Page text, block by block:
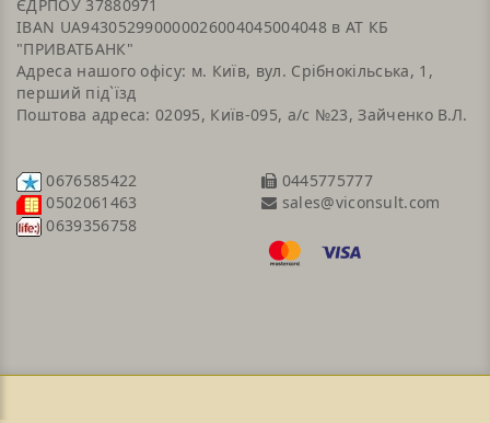
ЄДРПОУ 37880971
IBAN UA943052990000026004045004048 в АТ КБ
"ПРИВАТБАНК"
Адреса нашого офісу: м. Київ, вул. Срібнокільська, 1,
перший під`їзд
Поштова адреса: 02095, Київ-095, а/с №23, Зайченко В.Л.
0676585422
0502061463
0639356758
0445775777
sales@viconsult.com